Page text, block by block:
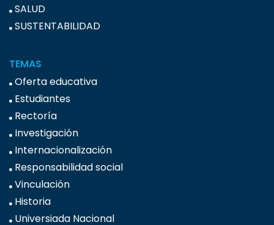
SALUD
SUSTENTABILIDAD
TEMAS
Oferta educativa
Estudiantes
Rectoría
Investigación
Internacionalización
Responsabilidad social
Vinculación
Historia
Universiada Nacional